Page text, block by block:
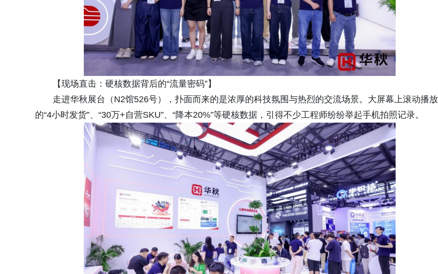
【现场直击：硬核数据背后的“流量密码”】
走进华秋展台（N2馆526号），扑面而来的是浓厚的科技氛围与热烈的交流场景。大屏幕上滚动播放
的“4小时发货”、“30万+自营SKU”、“降本20%”等硬核数据，引得不少工程师纷纷举起手机拍照记录。